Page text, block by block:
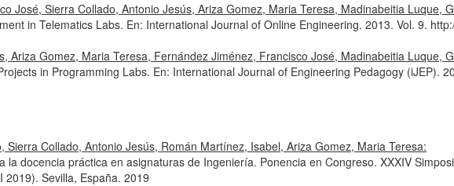
José, Sierra Collado, Antonio Jesús, Ariza Gomez, Maria Teresa, Madinabeitia Luque,
in Telematics Labs. En: International Journal of Online Engineering. 2013. Vol. 9.
Ariza Gomez, Maria Teresa, Fernández Jiménez, Francisco José, Madinabeitia Luque,
in Programming Labs. En: International Journal of Engineering Pedagogy (iJEP).
Sierra Collado, Antonio Jesús, Román Martínez, Isabel, Ariza Gomez, Maria Teresa:
la docencia práctica en asignaturas de Ingeniería. Ponencia en Congreso. XXXIV
2019). Sevilla, España. 2019